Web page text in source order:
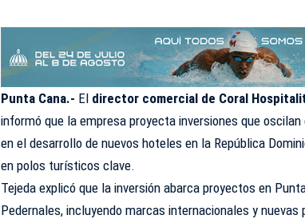
Punta Cana.- El director comercial de Coral
informó que la empresa proyecta inversiones que
en el desarrollo de nuevos hoteles en la República
en polos turísticos clave.
Tejeda explicó que la inversión abarca proyectos en
Pedernales, incluyendo marcas internacionales y